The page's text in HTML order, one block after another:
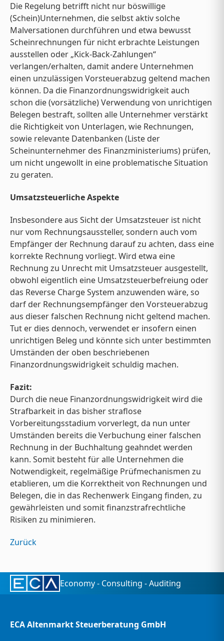
Die Regelung betrifft nicht nur böswillige
(Schein)Unternehmen, die selbst aktiv solche
Malversationen durchführen und etwa bewusst
Scheinrechnungen für nicht erbrachte Leistungen
ausstellen oder „Kick-Back-Zahlungen“
verlangen/erhalten, damit andere Unternehmen
einen unzulässigen Vorsteuerabzug geltend machen
können. Da die Finanzordnungswidrigkeit auch
schon die (vorsätzliche) Verwendung von unrichtigen
Belegen bestraft, sollten alle Unternehmer verstärkt
die Richtigkeit von Unterlagen, wie Rechnungen,
sowie relevante Datenbanken (Liste der
Scheinunternehmer des Finanzministeriums) prüfen,
um nicht ungewollt in eine problematische Situation
zu geraten.
Umsatzsteuerliche Aspekte
Insbesondere aus Sicht der Umsatzsteuer ist nicht
nur vom Rechnungsaussteller, sondern auch vom
Empfänger der Rechnung darauf zu achten, dass eine
korrekte Rechnung vorliegt. Wird etwa eine
Rechnung zu Unrecht mit Umsatzsteuer ausgestellt,
obwohl eigentlich eine Umsatzsteuerbefreiung oder
das Reverse Charge System anzuwenden wäre, so
darf der Rechnungsempfänger den Vorsteuerabzug
aus dieser falschen Rechnung nicht geltend machen.
Tut er dies dennoch, verwendet er insofern einen
unrichtigen Beleg und könnte sich unter bestimmten
Umständen der oben beschriebenen
Finanzordnungswidrigkeit schuldig machen.
Fazit:
Durch die neue Finanzordnungswidrigkeit wird die
Strafbarkeit in das bisher straflose
Vorbereitungsstadium vorverlegt, da nun unter
Umständen bereits die Verbuchung einer falschen
Rechnung in der Buchhaltung geahndet werden
kann. Somit besteht für alle Unternehmen die
Notwendigkeit, regelmäßige Prüfmechanismen zu
etablieren, um die Korrektheit von Rechnungen und
Belegen, die in das Rechenwerk Eingang finden, zu
gewährleisten und somit finanzstrafrechtliche
Risiken zu minimieren.
Zurück
Economy - Consulting - Auditing
ECA Altenmarkt Steuerberatung GmbH